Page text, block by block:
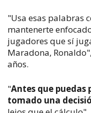
"Usa esas palabras
mantenerte
jugadores que sí
Maradona,
años.
"Antes que puedas
tomado una